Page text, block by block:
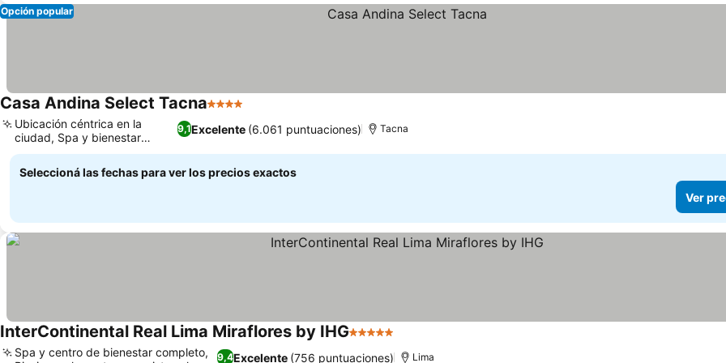
Opción popular
Casa Andina Select Tacna4 Estrellas
9,1Excelente (6.061 puntuaciones)
Ubicación céntrica en la
ciudad, Spa y bienestar
relajantes
Tacna
Seleccioná las fechas para ver los precios exactos
Ver
InterContinental Real Lima Miraflores by IHG5 Estrellas
9,4Excelente (756 puntuaciones)
Spa y centro de bienestar completo,
Lima